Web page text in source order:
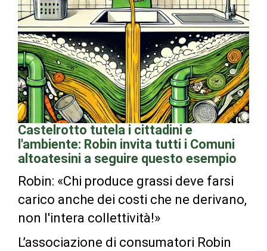
Castelrotto tutela i cittadini e
l'ambiente: Robin invita tutti i Comuni
altoatesini a seguire questo esempio
Robin: «Chi produce grassi deve farsi
carico anche dei costi che ne derivano,
non l'intera collettività!»
L’associazione di consumatori Robin